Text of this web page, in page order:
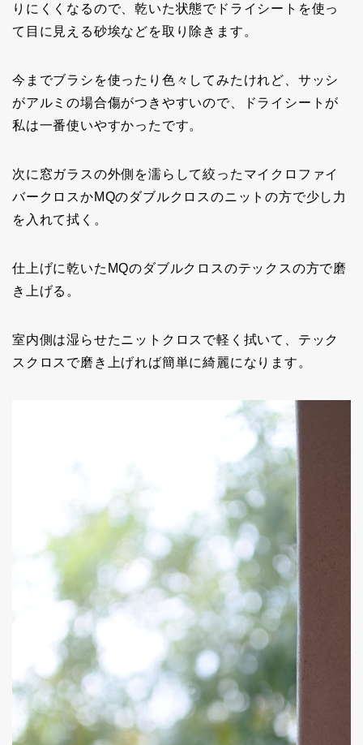
りにくくなるので、乾いた状態でドライシートを使っ
て目に見える砂埃などを取り除きます。
今までブラシを使ったり色々してみたけれど、サッシ
がアルミの場合傷がつきやすいので、ドライシートが
私は一番使いやすかったです。
次に窓ガラスの外側を濡らして絞ったマイクロファイ
バークロスかMQのダブルクロスのニットの方で少し力
を入れて拭く。
仕上げに乾いたMQのダブルクロスのテックスの方で磨
き上げる。
室内側は湿らせたニットクロスで軽く拭いて、テック
スクロスで磨き上げれば簡単に綺麗になります。